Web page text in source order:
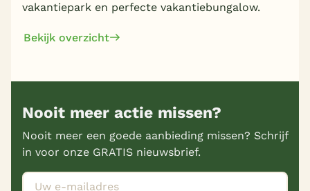
vakantiepark en perfecte vakantiebungalow.
Bekijk overzicht
Nooit meer actie missen?
Nooit meer een goede aanbieding missen? Schrijf
in voor onze GRATIS nieuwsbrief.